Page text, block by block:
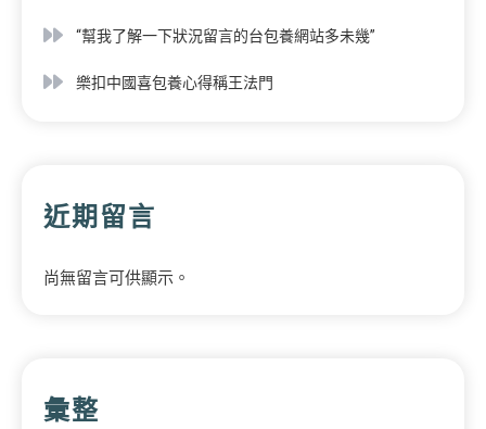
“幫我了解一下狀況留言的台包養網站多未幾”
樂扣中國喜包養心得稱王法門
近期留言
尚無留言可供顯示。
彙整